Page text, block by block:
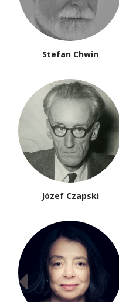
Stefan Chwin
Józef Czapski